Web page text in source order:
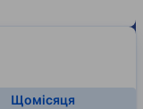
Щомісяця